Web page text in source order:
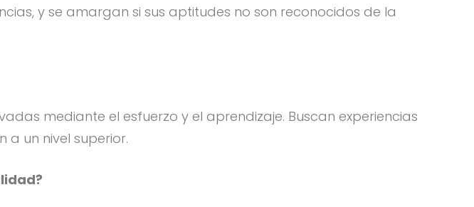
y se amargan si sus aptitudes no son reconocidos de la
mediante el esfuerzo y el aprendizaje. Buscan experiencias
a un nivel superior.